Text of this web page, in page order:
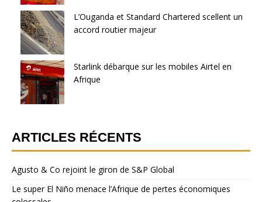
L’Ouganda et Standard Chartered scellent un
accord routier majeur
Starlink débarque sur les mobiles Airtel en
Afrique
ARTICLES RÉCENTS
Agusto & Co rejoint le giron de S&P Global
Le super El Niño menace l’Afrique de pertes économiques